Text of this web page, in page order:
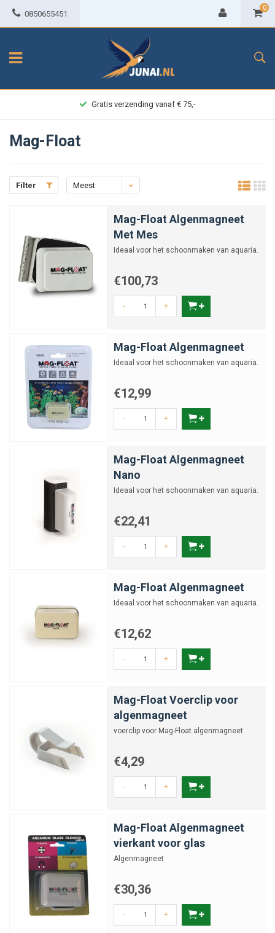
0850655451
0
Gratis verzending vanaf € 75,-
Mag-Float
Filter
Meest
Mag-Float Algenmagneet
Met Mes
Ideaal voor het schoonmaken van aquaria.
€100,73
- +
Mag-Float Algenmagneet
Ideaal voor het schoonmaken van aquaria.
€12,99
- +
Mag-Float Algenmagneet
Nano
Ideaal voor het schoonmaken van aquaria.
€22,41
- +
Mag-Float Algenmagneet
Ideaal voor het schoonmaken van aquaria.
€12,62
- +
Mag-Float Voerclip voor
algenmagneet
voerclip voor Mag-Float algenmagneet
€4,29
- +
Mag-Float Algenmagneet
vierkant voor glas
Algenmagneet
€30,36
- +